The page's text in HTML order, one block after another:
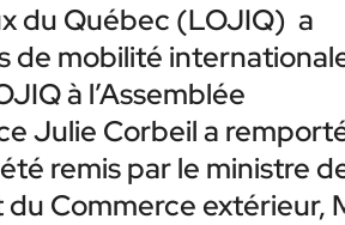
du Québec (LOJIQ) a
de mobilité
à l’Assemblée
Julie Corbeil a
remis par le ministre
Commerce extérieur,